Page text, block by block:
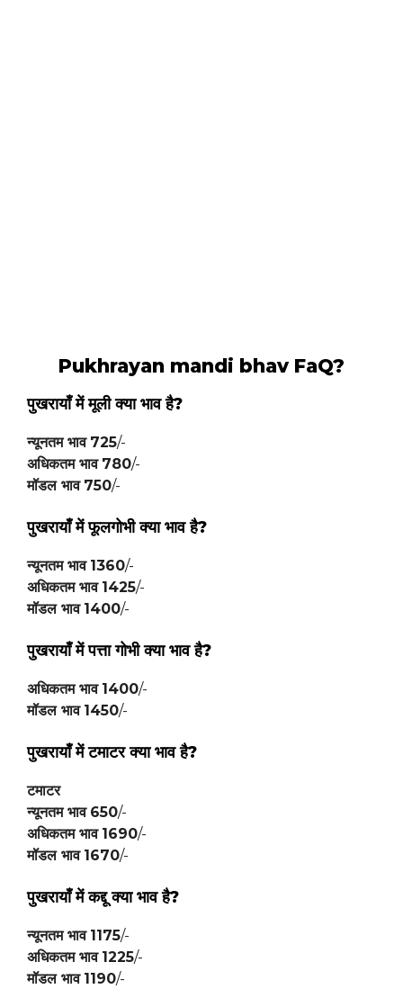
Pukhrayan mandi bhav FaQ?
पुखरायाँ में मूली क्या भाव है?
न्यूनतम भाव 725/-
अधिकतम भाव 780/-
मॉडल भाव 750/-
पुखरायाँ मेंफूलगोभीक्या भाव है?
न्यूनतम भाव 1360/-
अधिकतम भाव 1425/-
मॉडल भाव 1400/-
पुखरायाँ मेंपत्ता गोभीक्या भाव है?
अधिकतम भाव 1400/-
मॉडल भाव 1450/-
पुखरायाँ मेंटमाटरक्या भाव है?
टमाटर
न्यूनतम भाव 650/-
अधिकतम भाव 1690/-
मॉडल भाव 1670/-
पुखरायाँ मेंकद्दूक्या भाव है?
न्यूनतम भाव 1175/-
अधिकतम भाव 1225/-
मॉडल भाव 1190/-